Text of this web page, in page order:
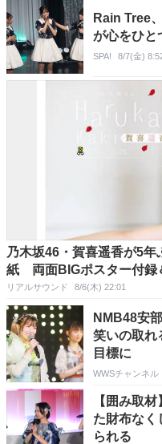
Rain Tree
が心をひと
SPA! 8/7(金)
乃木坂46・賀喜遥香が5
紙 両面BIGポスター付録
リアルサウンド 8/6(木) 22:01
NMB48安
笑いの取れ
目標に
WWSチャンネル
【囲み取
た財布なく
られる